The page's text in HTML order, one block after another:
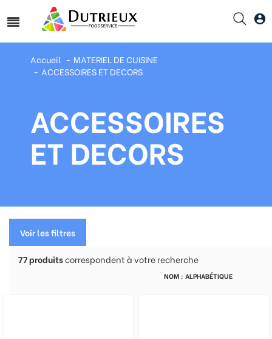
Accueil
MATERIEL DE CUISINE
ACCESSOIRES ET DECORS
ACCESSOIRES
ET DECORS
Voir les filtres
77produitscorrespondent à votre recherche